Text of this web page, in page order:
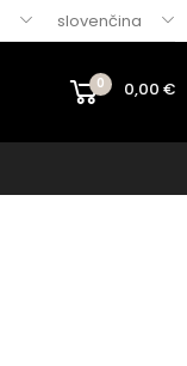
slovenčina
0 0,00 €